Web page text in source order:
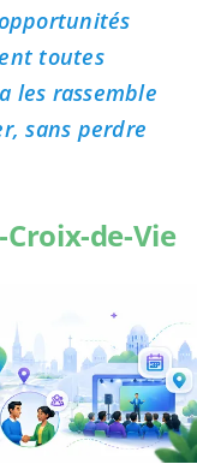
toutes
les rassemble
sans perdre
de-Vie